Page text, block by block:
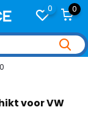
0 0
voor VW